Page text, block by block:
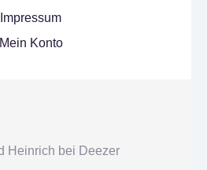
Impressum
Mein Konto